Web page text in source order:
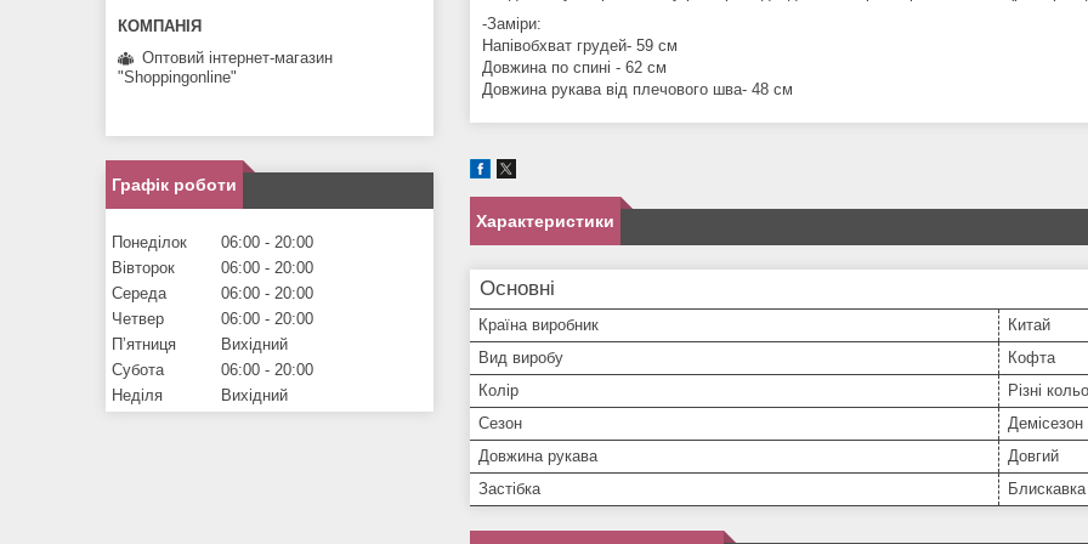
-Заміри:
Напівобхват грудей- 59 см
Довжина по спині - 62 см
Довжина рукава від плечового шва- 48 см
Характеристики
Основні
Країна виробник
Китай
Вид виробу
Кофта
Колір
Різні
Сезон
Демісезон
Довжина рукава
Довгий
Застібка
Блискавка
Оптовий інтернет-магазин
"Shoppingonline"
Графік роботи
Понеділок 06:00
20:00
Вівторок
06:00
20:00
Середа
06:00
20:00
Четвер
06:00
20:00
Пʼятниця
Вихідний
Субота
06:00
20:00
Неділя
Вихідний